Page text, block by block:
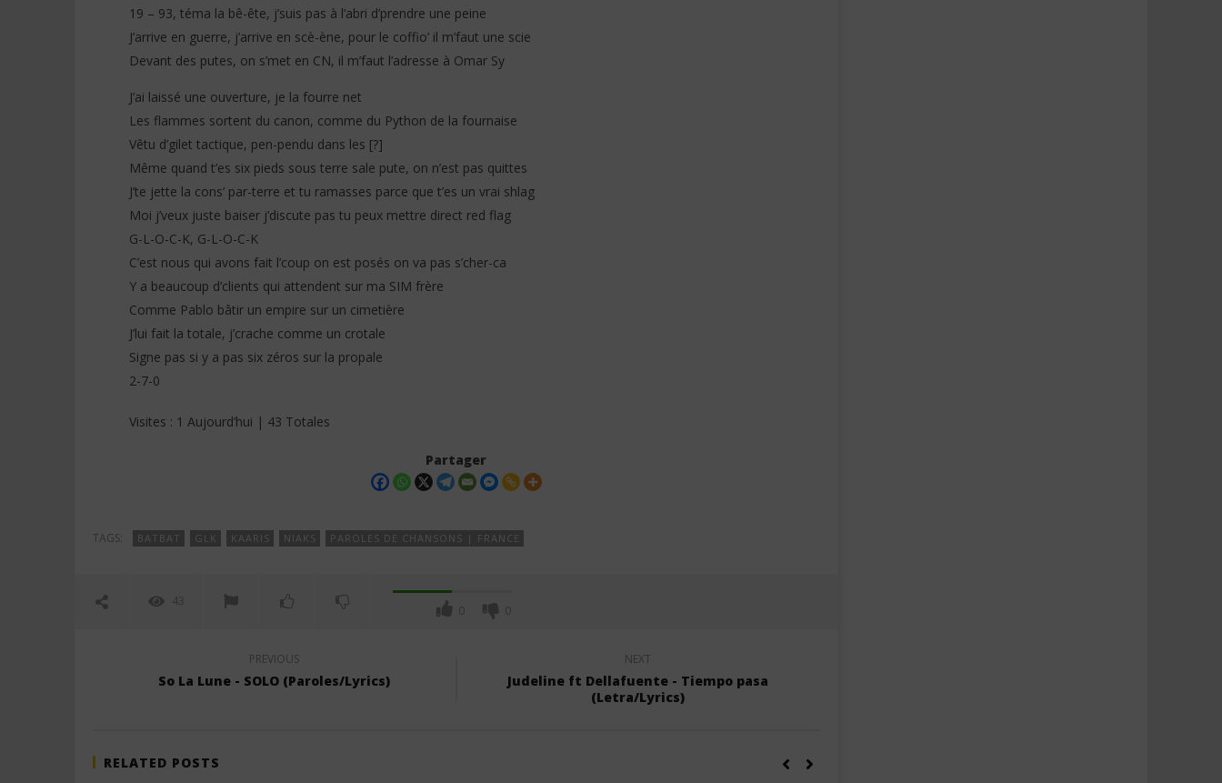
19 – 93, téma la bê-ête, j’suis pas à l’abri d’prendre une peine
J’arrive en guerre, j’arrive en scè-ène, pour le coffio’ il m’faut une scie
Devant des putes, on s’met en CN, il m’faut l’adresse à Omar Sy
J’ai laissé une ouverture, je la fourre net
Les flammes sortent du canon, comme du Python de la fournaise
Vêtu d’gilet tactique, pen-pendu dans les [?]
Même quand t’es six pieds sous terre sale pute, on n’est pas quittes
J’te jette la cons’ par-terre et tu ramasses parce que t’es un vrai shlag
Moi j’veux juste baiser j’discute pas tu peux mettre direct red flag
G-L-O-C-K, G-L-O-C-K
C’est nous qui avons fait l’coup on est posés on va pas s’cher-ca
Y a beaucoup d’clients qui attendent sur ma SIM frère
Comme Pablo bâtir un empire sur un cimetière
J’lui fait la totale, j’crache comme un crotale
Signe pas si y a pas six zéros sur la propale
2-7-0
Visites : 1 Aujourd’hui | 43 Totales
Partager
TAGS: BATBAT GLK KAARIS NIAKS PAROLES DE CHANSONS | FRANCE
43
0 0
PREVIOUS
So La Lune - SOLO (Paroles/Lyrics)
NEXT
Judeline ft Dellafuente - Tiempo pasa
(Letra/Lyrics)
RELATED POSTS